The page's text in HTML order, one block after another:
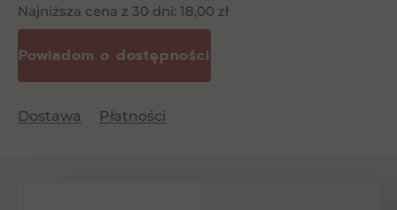
Najniższa cena z 30 dni: 18,00 zł
Dostawa Płatności